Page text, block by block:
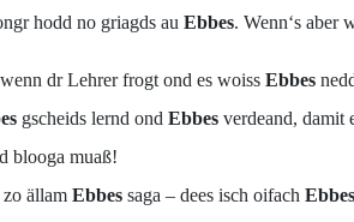
hodd no griagds au Ebbes. Wenn‘s aber
dr Lehrer frogt ond es woiss Ebbes
gscheids lernd ond Ebbes verdeand, damit
blooga muaß!
ällam Ebbes saga – dees isch oifach Ebbes